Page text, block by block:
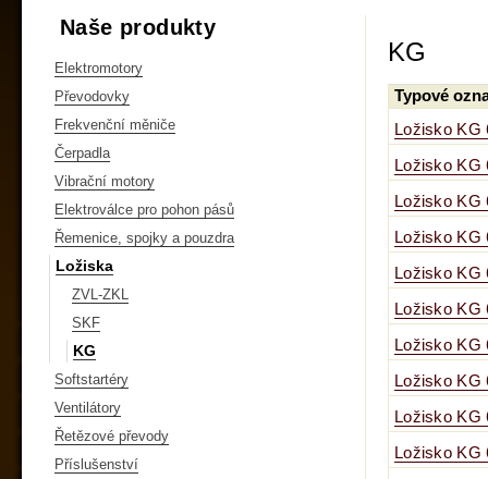
Naše produkty
Elektromotory
Převodovky
Frekvenční měniče
Čerpadla
Vibrační motory
Elektroválce pro pohon pásů
Řemenice, spojky a pouzdra
Ložiska
ZVL-ZKL
SKF
KG
Softstartéry
Ventilátory
Řetězové převody
Příslušenství
KG
Typové
Ložisko KG
Ložisko KG
Ložisko KG
Ložisko KG
Ložisko KG
Ložisko KG
Ložisko KG
Ložisko KG
Ložisko KG
Ložisko KG